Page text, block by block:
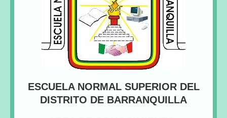
ESCUELA NORMAL SUPERIOR DEL
DISTRITO DE BARRANQUILLA